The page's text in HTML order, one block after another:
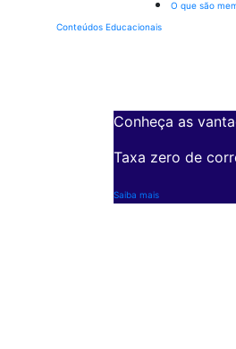
O que são
Conteúdos Educacionais
Conheça as
Taxa zero de
Saiba mais